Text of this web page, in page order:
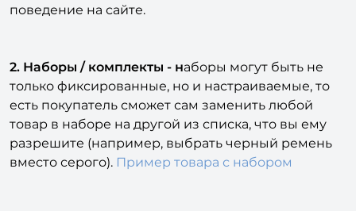
поведение на сайте.
2. Наборы / комплекты - наборы могут быть не
только фиксированные, но и настраиваемые, то
есть покупатель сможет сам заменить любой
товар в наборе на другой из списка, что вы ему
разрешите (например, выбрать черный ремень
вместо серого). Пример товара с набором